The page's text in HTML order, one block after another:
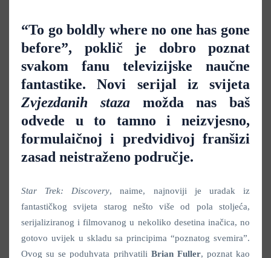
“To go boldly where no one has gone
before”, poklič je dobro poznat
svakom fanu televizijske naučne
fantastike. Novi serijal iz svijeta
Zvjezdanih stazamožda nas baš
odvede u to tamno i neizvjesno,
formulaičnoj i predvidivoj franšizi
zasad neistraženo područje.
Star Trek: Discovery, naime, najnoviji je uradak iz
fantastičkog svijeta starog nešto više od pola stoljeća,
serijaliziranog i filmovanog u nekoliko desetina inačica, no
gotovo uvijek u skladu sa principima “poznatog svemira”.
Ovog su se poduhvata prihvatili Brian Fuller, poznat kao